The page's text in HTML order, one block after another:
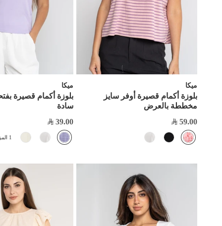
ميكا
بلوزة أكمام قصيرة أوفر سايز
مخططة بالعرض
59.00
ميكا
بلوزة أكمام قصيرة
سادة
39.00
1 المزيد